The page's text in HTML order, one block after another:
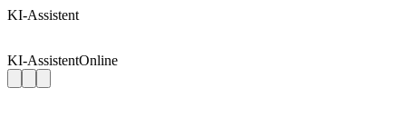
KI-Assistent
KI-AssistentOnline